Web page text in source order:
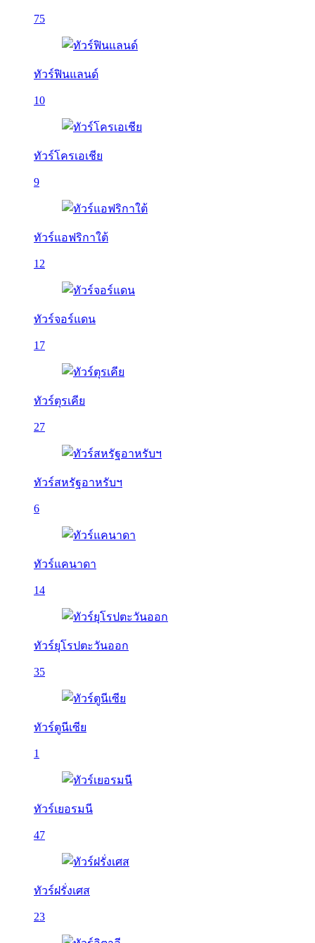
75
ทัวร์ฟินแลนด์
10
ทัวร์โครเอเชีย
9
ทัวร์แอฟริกาใต้
12
ทัวร์จอร์แดน
17
ทัวร์ตุรเคีย
27
ทัวร์สหรัฐอาหรับฯ
6
ทัวร์แคนาดา
14
ทัวร์ยุโรปตะวันออก
35
ทัวร์ตูนีเซีย
1
ทัวร์เยอรมนี
47
ทัวร์ฝรั่งเศส
23